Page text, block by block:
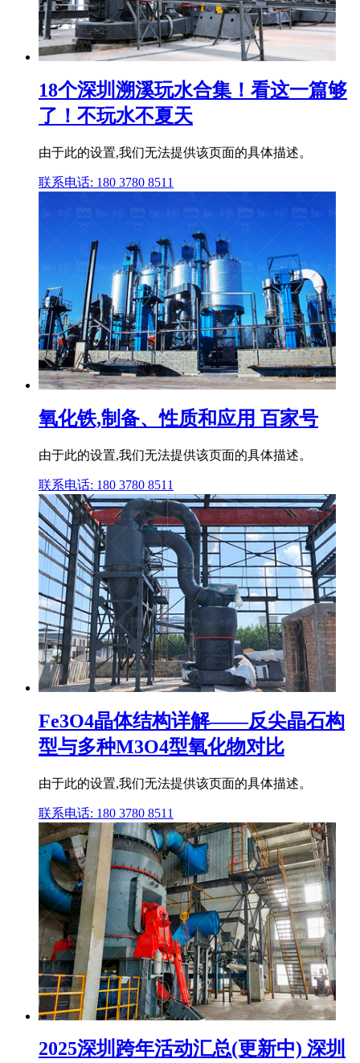
18个深圳溯溪玩水合集！看这一篇够
了！不玩水不夏天
由于此的设置,我们无法提供该页面的具体描述。
联系电话: 180 3780 8511
氧化铁,制备、性质和应用 百家号
由于此的设置,我们无法提供该页面的具体描述。
联系电话: 180 3780 8511
Fe3O4晶体结构详解——反尖晶石构
型与多种M3O4型氧化物对比
由于此的设置,我们无法提供该页面的具体描述。
联系电话: 180 3780 8511
2025深圳跨年活动汇总(更新中) 深圳